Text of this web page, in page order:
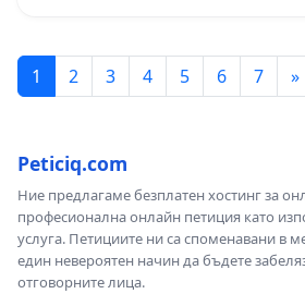
1 2 3 4 5 6 7 »
Peticiq.com
Ние предлагаме безплатен хостинг за
професионална онлайн петиция като
услуга. Петициите ни са споменавани в
един невероятен начин да бъдете
отговорните лица.